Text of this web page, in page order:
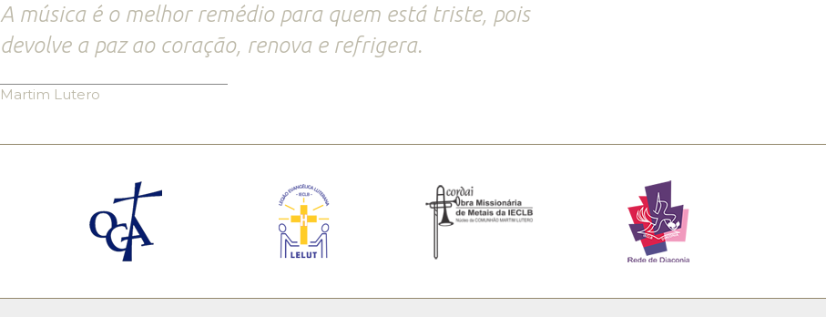
A música é o melhor remédio para quem está triste, pois
devolve a paz ao coração, renova e refrigera.
Martim Lutero